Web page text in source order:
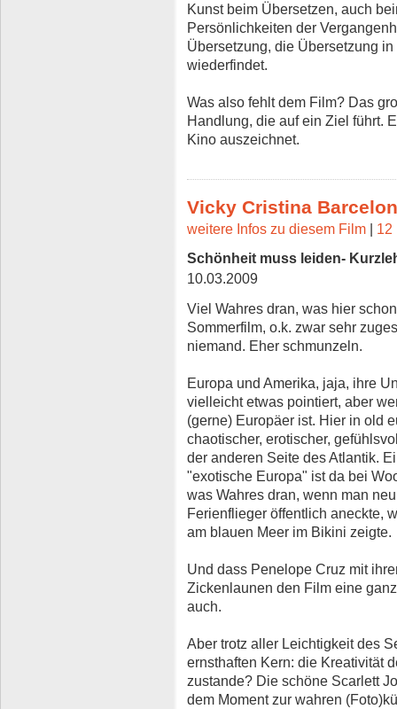
Kunst beim Übersetzen, auch
Persönlichkeiten der
Übersetzung, die Übersetzung
wiederfindet.
Was also fehlt dem Film? Das
Handlung, die auf ein Ziel führt.
Kino auszeichnet.
Vicky Cristina
weitere Infos zu diesem Film | 12
Schönheit muss leiden-
10.03.2009
Viel Wahres dran, was hier
Sommerfilm, o.k. zwar sehr
niemand. Eher schmunzeln.
Europa und Amerika, jaja, ihre
vielleicht etwas pointiert, aber
(gerne) Europäer ist. Hier in old
chaotischer, erotischer,
der anderen Seite des Atlantik.
"exotische Europa" ist da bei
was Wahres dran, wenn man
Ferienflieger öffentlich aneckte,
am blauen Meer im Bikini zeigte.
Und dass Penelope Cruz mit
Zickenlaunen den Film eine
auch.
Aber trotz aller Leichtigkeit des
ernsthaften Kern: die Kreativität
zustande? Die schöne Scarlett
dem Moment zur wahren